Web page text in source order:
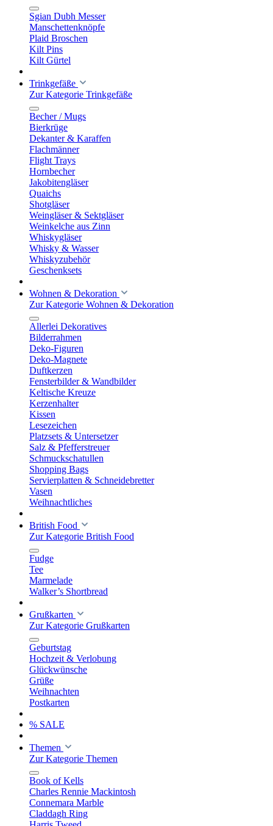
Sgian Dubh Messer
Manschettenknöpfe
Plaid Broschen
Kilt Pins
Kilt Gürtel
Trinkgefäße
Zur Kategorie Trinkgefäße
Becher / Mugs
Bierkrüge
Dekanter & Karaffen
Flachmänner
Flight Trays
Hornbecher
Jakobitengläser
Quaichs
Shotgläser
Weingläser & Sektgläser
Weinkelche aus Zinn
Whiskygläser
Whisky & Wasser
Whiskyzubehör
Geschenksets
Wohnen & Dekoration
Zur Kategorie Wohnen & Dekoration
Allerlei Dekoratives
Bilderrahmen
Deko-Figuren
Deko-Magnete
Duftkerzen
Fensterbilder & Wandbilder
Keltische Kreuze
Kerzenhalter
Kissen
Lesezeichen
Platzsets & Untersetzer
Salz & Pfefferstreuer
Schmuckschatullen
Shopping Bags
Servierplatten & Schneidebretter
Vasen
Weihnachtliches
British Food
Zur Kategorie British Food
Fudge
Tee
Marmelade
Walker’s Shortbread
Grußkarten
Zur Kategorie Grußkarten
Geburtstag
Hochzeit & Verlobung
Glückwünsche
Grüße
Weihnachten
Postkarten
% SALE
Themen
Zur Kategorie Themen
Book of Kells
Charles Rennie Mackintosh
Connemara Marble
Claddagh Ring